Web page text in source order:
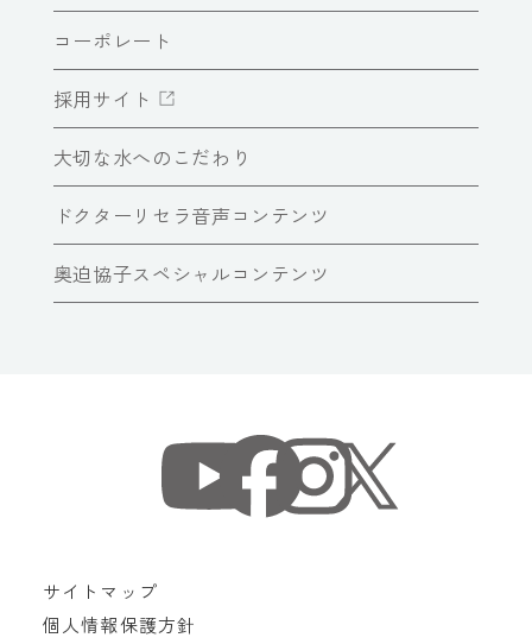
コーポレート
採用サイト
大切な水へのこだわり
ドクターリセラ音声コンテンツ
奥迫協子スペシャルコンテンツ
サイトマップ
個人情報保護方針